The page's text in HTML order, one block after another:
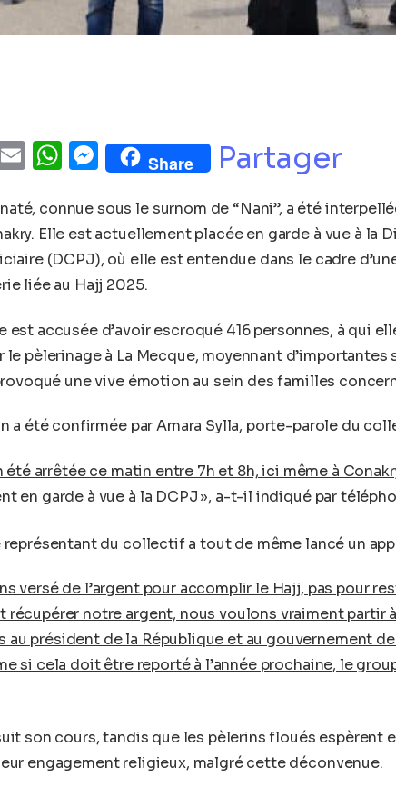
EmailWhatsApp
Messenger
Share Partager
connue sous le surnom de “Nani”, a été
Elle est actuellement placée en garde à vue à la
(DCPJ), où elle est entendue dans le cadre
liée au Hajj 2025.
est accusée d’avoir escroqué 416 personnes, à qui
le pèlerinage à La Mecque, moyennant d’importantes
une vive émotion au sein des familles
a été confirmée par Amara Sylla, porte-parole du
été arrêtée ce matin entre 7h et 8h, ici même à
en garde à vue à la DCPJ », a-t-il indiqué par
représentant du collectif a tout de même lancé un
versé de l’argent pour accomplir le Hajj, pas pour
récupérer notre argent, nous voulons vraiment partir
au président de la République et au gouvernement
si cela doit être reporté à l’année prochaine, le
son cours, tandis que les pèlerins floués espèrent
engagement religieux, malgré cette déconvenue.